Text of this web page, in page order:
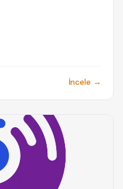
İncele →